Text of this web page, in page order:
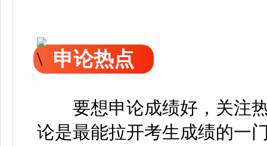
申论热点
要想申论成绩好，关注热
论是最能拉开考生成绩的一